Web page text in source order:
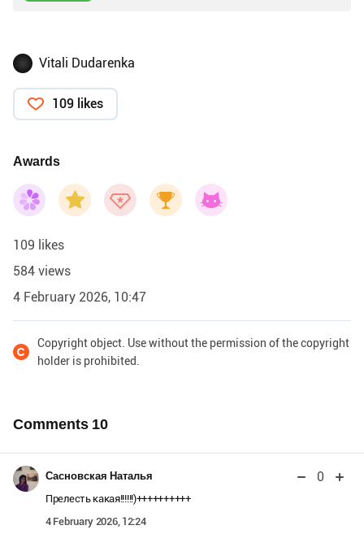
Vitali Dudarenka
109 likes
Awards
109 likes
584 views
4 February 2026, 10:47
Copyright object. Use without the permission of the copyright
holder is prohibited.
Comments 10
Сасновская Наталья 0
Прелесть какая!!!!!!)++++++++++
4 February 2026, 12:24